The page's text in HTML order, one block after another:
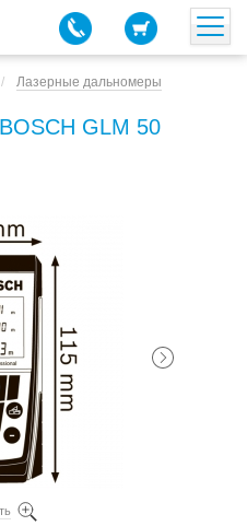
Лазерные дальномеры
GLM 50